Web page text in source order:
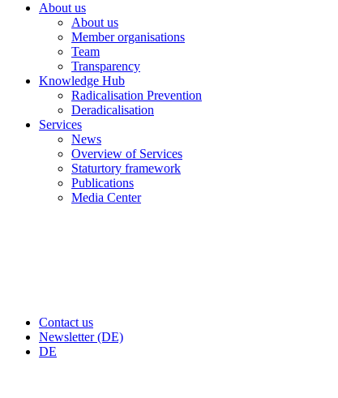
About us
About us
Member organisations
Team
Transparency
Knowledge Hub
Radicalisation Prevention
Deradicalisation
Services
News
Overview of Services
Staturtory framework
Publications
Media Center
Contact us
Newsletter (DE)
DE